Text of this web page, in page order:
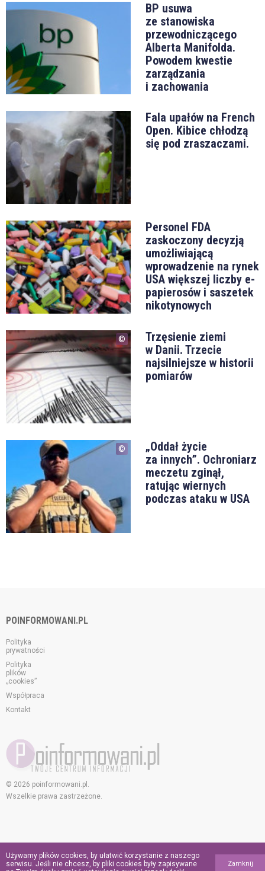
BP usuwa
ze stanowiska
przewodniczącego
Alberta Manifolda.
Powodem kwestie
zarządzania
i zachowania
Fala upałów na French
Open. Kibice chłodzą
się pod zraszaczami.
Personel FDA
zaskoczony decyzją
umożliwiającą
wprowadzenie na rynek
USA większej liczby e-
papierosów i saszetek
nikotynowych
Trzęsienie ziemi
w Danii. Trzecie
najsilniejsze w historii
pomiarów
„Oddał życie
za innych”. Ochroniarz
meczetu zginął,
ratując wiernych
podczas ataku w USA
POINFORMOWANI.PL
Polityka
prywatności
Polityka
plików
„cookies”
Współpraca
Kontakt
© 2026 poinformowani.pl.
Wszelkie prawa zastrzeżone.
Używamy plików cookies, by ułatwić korzystanie z naszego
serwisu. Jeśli nie chcesz, by pliki cookies były zapisywane
Zamknij